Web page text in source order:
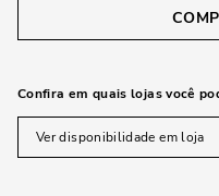
Confira em quais lojas você
Ver disponibilidade em loja